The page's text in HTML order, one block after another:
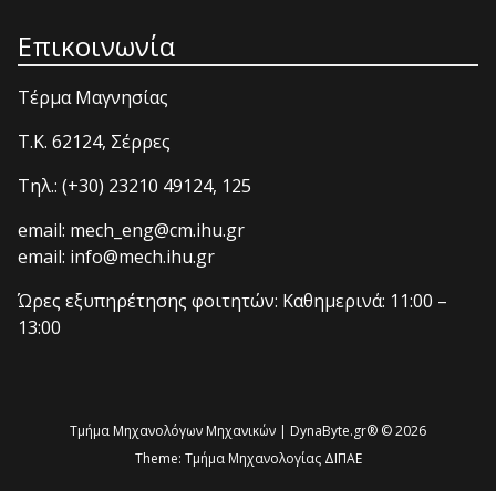
Επικοινωνία
Τέρμα Μαγνησίας
T.K. 62124, Σέρρες
Τηλ.: (+30) 23210 49124, 125
email: mech_eng@cm.ihu.gr
email: info@mech.ihu.gr
Ώρες εξυπηρέτησης φοιτητών: Καθημερινά: 11:00 –
13:00
Τμήμα Μηχανολόγων Μηχανικών | DynaByte.gr® © 2026
Theme: Τμήμα Μηχανολογίας ΔΙΠΑΕ